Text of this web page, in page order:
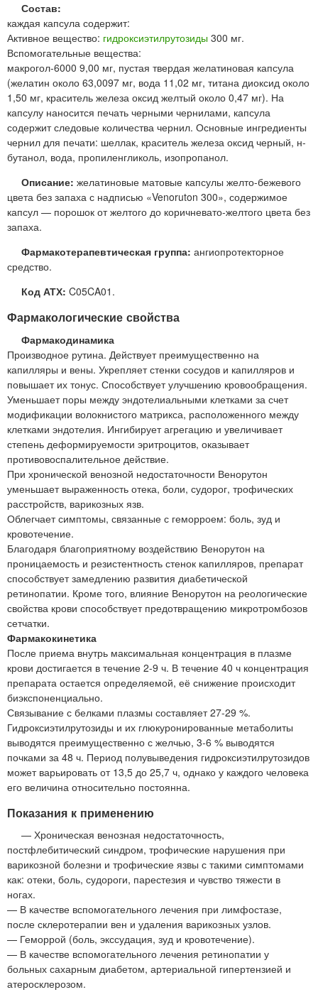
Состав:
каждая капсула содержит:
Активное вещество: гидроксиэтилрутозиды 300 мг.
Вспомогательные вещества:
макрогол-6000 9,00 мг, пустая твердая желатиновая капсула
(желатин около 63,0097 мг, вода 11,02 мг, титана диоксид около
1,50 мг, краситель железа оксид желтый около 0,47 мг). На
капсулу наносится печать черными чернилами, капсула
содержит следовые количества чернил. Основные ингредиенты
чернил для печати: шеллак, краситель железа оксид черный, н-
бутанол, вода, пропиленгликоль, изопропанол.
Описание: желатиновые матовые капсулы желто-бежевого
цвета без запаха с надписью «Venoruton 300», содержимое
капсул — порошок от желтого до коричневато-желтого цвета без
запаха.
Фармакотерапевтическая группа: ангиопротекторное
средство.
Код АТХ: C05CA01.
Фармакологические свойства
Фармакодинамика
Производное рутина. Действует преимущественно на
капилляры и вены. Укрепляет стенки сосудов и капилляров и
повышает их тонус. Способствует улучшению кровообращения.
Уменьшает поры между эндотелиальными клетками за счет
модификации волокнистого матрикса, расположенного между
клетками эндотелия. Ингибирует агрегацию и увеличивает
степень деформируемости эритроцитов, оказывает
противовоспалительное действие.
При хронической венозной недостаточности Венорутон
уменьшает выраженность отека, боли, судорог, трофических
расстройств, варикозных язв.
Облегчает симптомы, связанные с геморроем: боль, зуд и
кровотечение.
Благодаря благоприятному воздействию Венорутон на
проницаемость и резистентность стенок капилляров, препарат
способствует замедлению развития диабетической
ретинопатии. Кроме того, влияние Венорутон на реологические
свойства крови способствует предотвращению микротромбозов
сетчатки.
Фармакокинетика
После приема внутрь максимальная концентрация в плазме
крови достигается в течение 2-9 ч. В течение 40 ч концентрация
препарата остается определяемой, её снижение происходит
биэкспоненциально.
Связывание с белками плазмы составляет 27-29 %.
Гидроксиэтилрутозиды и их глюкуронированные метаболиты
выводятся преимущественно с желчью, 3-6 % выводятся
почками за 48 ч. Период полувыведения гидроксиэтилрутозидов
может варьировать от 13,5 до 25,7 ч, однако у каждого человека
его величина относительно постоянна.
Показания к применению
— Хроническая венозная недостаточность,
постфлебитический синдром, трофические нарушения при
варикозной болезни и трофические язвы с такими симптомами
как: отеки, боль, судороги, парестезия и чувство тяжести в
ногах.
— В качестве вспомогательного лечения при лимфостазе,
после склеротерапии вен и удаления варикозных узлов.
— Геморрой (боль, экссудация, зуд и кровотечение).
— В качестве вспомогательного лечения ретинопатии у
больных сахарным диабетом, артериальной гипертензией и
атеросклерозом.